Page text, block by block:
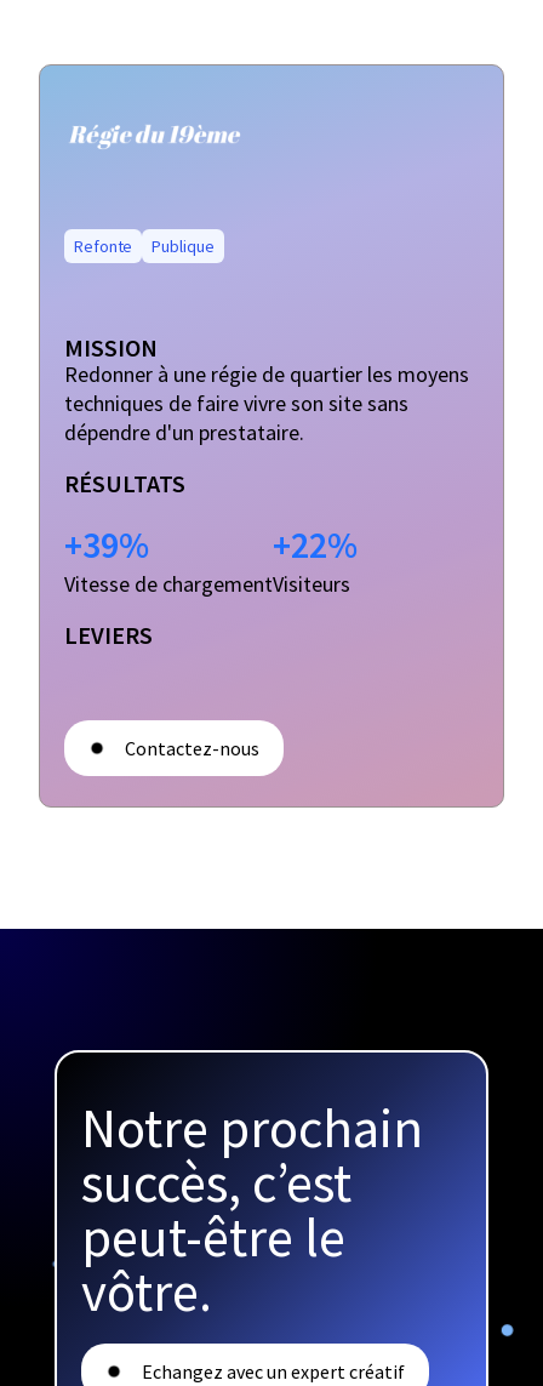
Refonte Publique
MISSION
Redonner à une régie de quartier les moyens
techniques de faire vivre son site sans
dépendre d'un prestataire.
RÉSULTATS
+39%
Vitesse de chargement
+22%
Visiteurs
LEVIERS
Contactez-nous
Notre prochain
succès, c’est
peut-être le
vôtre.
Echangez avec un expert créatif